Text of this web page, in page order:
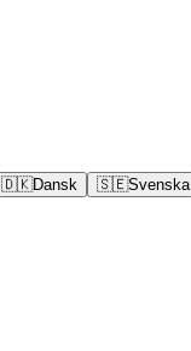
🇩🇰Dansk 🇸🇪Svenska